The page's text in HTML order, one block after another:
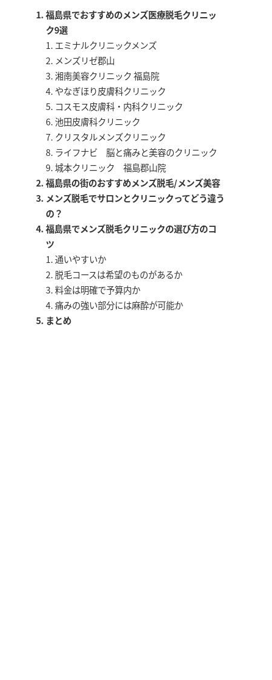
福島県でおすすめのメンズ医療脱毛クリニッ
ク9選
エミナルクリニックメンズ
メンズリゼ郡山
湘南美容クリニック 福島院
やなぎほり皮膚科クリニック
コスモス皮膚科・内科クリニック
池田皮膚科クリニック
クリスタルメンズクリニック
ライフナビ 脳と痛みと美容のクリニック
城本クリニック 福島郡山院
福島県の街のおすすめメンズ脱毛/メンズ美容
メンズ脱毛でサロンとクリニックってどう違う
の？
福島県でメンズ脱毛クリニックの選び方のコ
ツ
通いやすいか
脱毛コースは希望のものがあるか
料金は明確で予算内か
痛みの強い部分には麻酔が可能か
まとめ